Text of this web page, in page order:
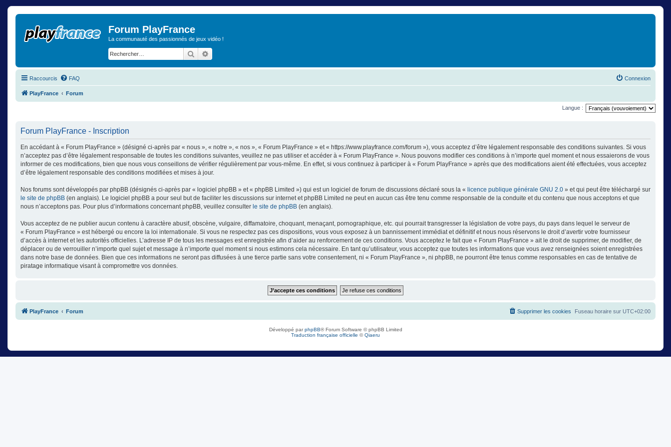
Forum PlayFrance
La communauté des passionnés de jeux vidéo !
Rechercher
Raccourcis FAQ Connexion
PlayFrance Forum
Langue :
Forum PlayFrance - Inscription
En accédant à « Forum PlayFrance » (désigné ci-après par « nous », « notre », « nos », « Forum PlayFrance » et « https://www.playfrance.com/forum »), vous acceptez d’être légalement responsable des conditions suivantes. Si vous
n’acceptez pas d’être légalement responsable de toutes les conditions suivantes, veuillez ne pas utiliser et accéder à « Forum PlayFrance ». Nous pouvons modifier ces conditions à n’importe quel moment et nous essaierons de vous
informer de ces modifications, bien que nous vous conseillons de vérifier régulièrement par vous-même. En effet, si vous continuez à participer à « Forum PlayFrance » après que des modifications aient été effectuées, vous acceptez
d’être légalement responsable des conditions modifiées et mises à jour.
Nos forums sont développés par phpBB (désignés ci-après par « logiciel phpBB » et « phpBB Limited ») qui est un logiciel de forum de discussions déclaré sous la « licence publique générale GNU 2.0 » et qui peut être téléchargé sur
le site de phpBB (en anglais). Le logiciel phpBB a pour seul but de faciliter les discussions sur internet et phpBB Limited ne peut en aucun cas être tenu comme responsable de la conduite et du contenu que nous acceptons et que
nous n’acceptons pas. Pour plus d’informations concernant phpBB, veuillez consulter le site de phpBB (en anglais).
Vous acceptez de ne publier aucun contenu à caractère abusif, obscène, vulgaire, diffamatoire, choquant, menaçant, pornographique, etc. qui pourrait transgresser la législation de votre pays, du pays dans lequel le serveur de
« Forum PlayFrance » est hébergé ou encore la loi internationale. Si vous ne respectez pas ces dispositions, vous vous exposez à un bannissement immédiat et définitif et nous nous réservons le droit d’avertir votre fournisseur
d’accès à internet et les autorités officielles. L’adresse IP de tous les messages est enregistrée afin d’aider au renforcement de ces conditions. Vous acceptez le fait que « Forum PlayFrance » ait le droit de supprimer, de modifier, de
déplacer ou de verrouiller n’importe quel sujet et message à n’importe quel moment si nous estimons cela nécessaire. En tant qu’utilisateur, vous acceptez que toutes les informations que vous avez renseignées soient enregistrées
dans notre base de données. Bien que ces informations ne seront pas diffusées à une tierce partie sans votre consentement, ni « Forum PlayFrance », ni phpBB, ne pourront être tenus comme responsables en cas de tentative de
piratage informatique visant à compromettre vos données.
PlayFrance Forum Fuseau horaire sur UTC+02:00
Supprimer les cookies
Développé parphpBB® Forum Software © phpBB Limited
Traduction française officielle ©Qiaeru